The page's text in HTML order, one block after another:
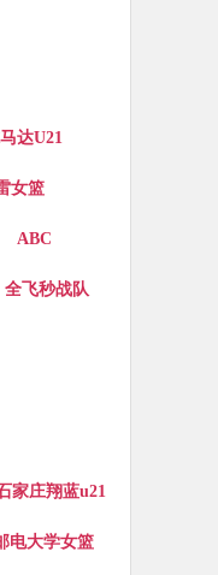
达U21
女篮
ABC
全飞秒战队
家庄翔蓝u21
电大学女篮